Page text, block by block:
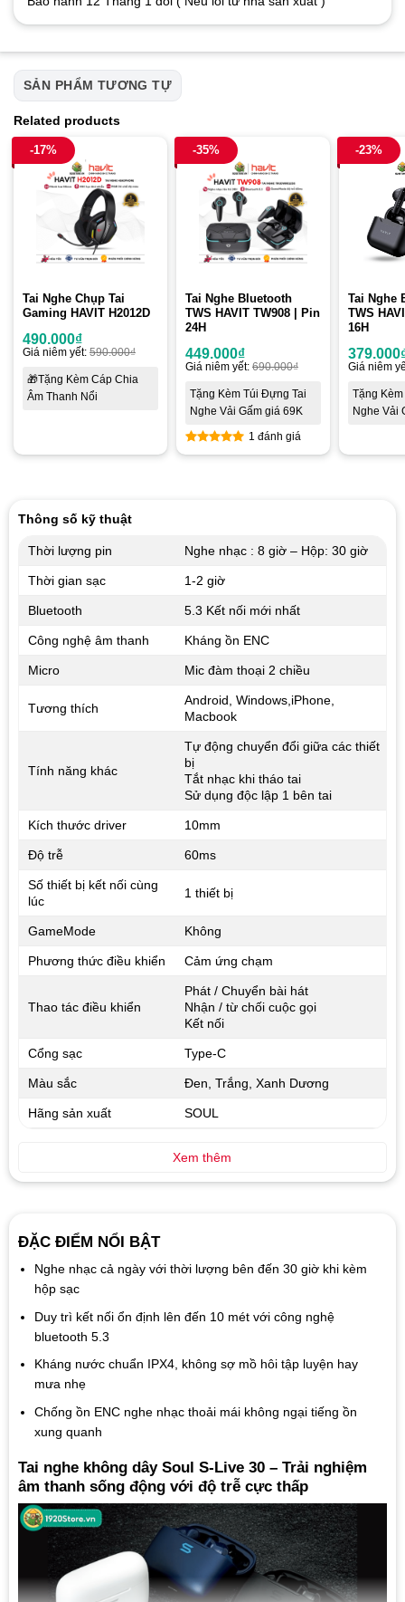
SẢN PHẨM TƯƠNG TỰ
Related products
-17%
Tai Nghe Chụp Tai
Gaming HAVIT H2012D
490.000₫
Giá niêm yết: 590.000₫
🎁Tặng Kèm Cáp Chia
Âm Thanh Nổi
-35%
Tai Nghe Bluetooth
TWS HAVIT TW908 | Pin
24H
5out of 5
449.000₫
Giá niêm yết: 690.000₫
Tặng Kèm Túi Đựng Tai
Nghe Vải Gấm giá 69K
1 đánh giá
-23%
Tai Nghe
TWS
16H
379.000
Giá niêm
Tặng
Nghe Vải
ĐẶC ĐIỂM NỔI BẬT
Nghe nhạc cả ngày với thời lượng bên đến 30 giờ khi kèm
hộp sạc
Duy trì kết nối ổn định lên đến 10 mét với công nghệ
bluetooth 5.3
Kháng nước chuẩn IPX4, không sợ mồ hôi tập luyện hay
mưa nhẹ
Chống ồn ENC nghe nhạc thoải mái không ngại tiếng ồn
xung quanh
Tai nghe không dây Soul S-Live 30 – Trải nghiệm
âm thanh sống động với độ trễ cực thấp
Thông số kỹ thuật
Thời lượng pin Nghe nhạc : 8 giờ – Hộp: 30 giờ
Thời gian sạc 1-2 giờ
Bluetooth 5.3 Kết nối mới nhất
Công nghệ âm thanh Kháng ồn ENC
Micro Mic đàm thoại 2 chiều
Tương thích
Android, Windows,iPhone,
Macbook
Tính năng khác
Tự động chuyển đổi giữa các thiết
bị
Tắt nhạc khi tháo tai
Sử dụng độc lập 1 bên tai
Kích thước driver 10mm
Độ trễ 60ms
Số thiết bị kết nối cùng
lúc
1 thiết bị
GameMode Không
Phương thức điều khiển Cảm ứng chạm
Thao tác điều khiển
Phát / Chuyển bài hát
Nhận / từ chối cuộc gọi
Kết nối
Cổng sạc Type-C
Màu sắc Đen, Trắng, Xanh Dương
Hãng sản xuất SOUL
Xem thêm